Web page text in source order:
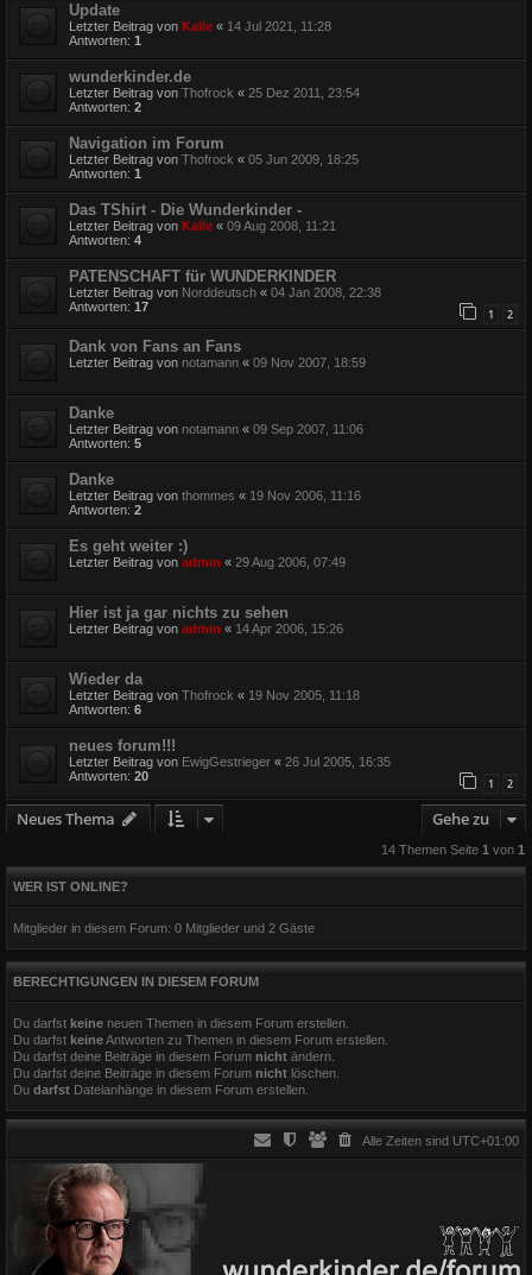
Update
Letzter Beitrag von Kalle « 14 Jul 2021, 11:28
Antworten: 1
wunderkinder.de
Letzter Beitrag von Thofrock « 25 Dez 2011, 23:54
Antworten: 2
Navigation im Forum
Letzter Beitrag von Thofrock « 05 Jun 2009, 18:25
Antworten: 1
Das TShirt - Die Wunderkinder -
Letzter Beitrag von Kalle « 09 Aug 2008, 11:21
Antworten: 4
PATENSCHAFT für WUNDERKINDER
Letzter Beitrag von Norddeutsch « 04 Jan 2008, 22:38
Antworten: 17 1 2
Dank von Fans an Fans
Letzter Beitrag von notamann « 09 Nov 2007, 18:59
Danke
Letzter Beitrag von notamann « 09 Sep 2007, 11:06
Antworten: 5
Danke
Letzter Beitrag von thommes « 19 Nov 2006, 11:16
Antworten: 2
Es geht weiter :)
Letzter Beitrag von admin « 29 Aug 2006, 07:49
Hier ist ja gar nichts zu sehen
Letzter Beitrag von admin « 14 Apr 2006, 15:26
Wieder da
Letzter Beitrag von Thofrock « 19 Nov 2005, 11:18
Antworten: 6
neues forum!!!
Letzter Beitrag von EwigGestrieger « 26 Jul 2005, 16:35
Antworten: 20 1 2
Neues Thema Gehe zu
14 Themen Seite 1 von 1
WER IST ONLINE?
Mitglieder in diesem Forum: 0 Mitglieder und 2 Gäste
BERECHTIGUNGEN IN DIESEM FORUM
Du darfst keine neuen Themen in diesem Forum erstellen.
Du darfst keineAntworten zu Themen in diesem Forum erstellen.
Du darfst deine Beiträge in diesem Forum nicht ändern.
Du darfst deine Beiträge in diesem Forum nicht löschen.
Du darfst Dateianhänge in diesem Forum erstellen.
Alle Zeiten sind UTC+01:00